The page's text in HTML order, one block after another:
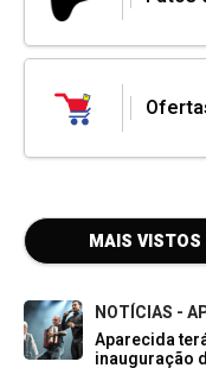
MAIS VISTOS
NOTÍCIAS -
Aparecida
inauguração